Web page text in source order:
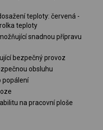
teploty: červená -
teploty
snadnou přípravu
bezpečný provoz
obsluhu
popálení
na pracovní ploše